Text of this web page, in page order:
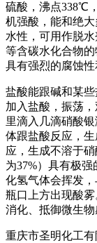
硫酸，沸点338℃
机强酸，能和绝
水性，可用作脱
等含碳水化合物
具有强烈的腐蚀性
盐酸能跟碱和某
加入盐酸，振荡
里滴入几滴硝酸
体跟盐酸反应，
应，生成不溶于
为37%）具有极
化氢气体会挥发
瓶口上方出现酸
消化、抵御微生物
重庆市圣明化工